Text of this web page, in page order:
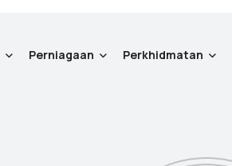
Perniagaan Perkhidmatan